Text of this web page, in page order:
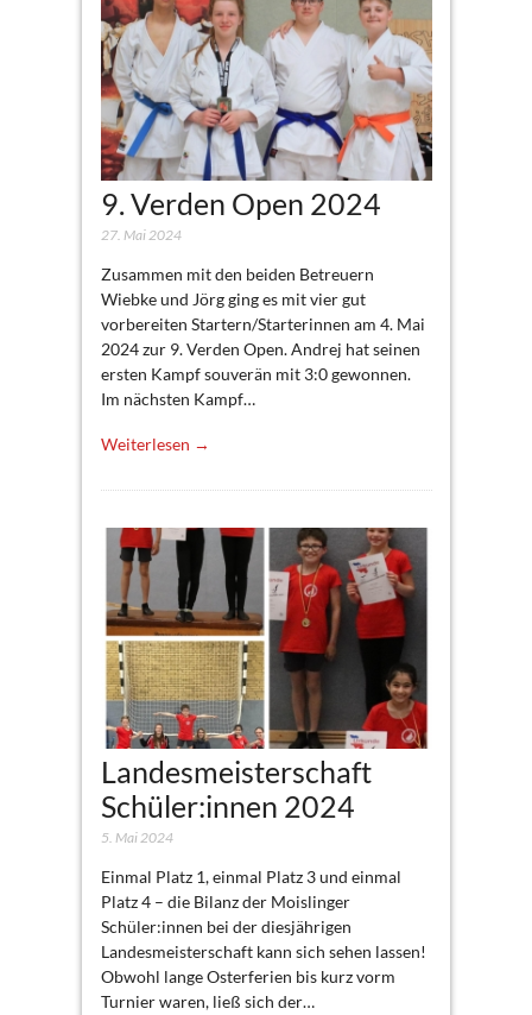
9. Verden Open 2024
27. Mai 2024
Zusammen mit den beiden Betreuern
Wiebke und Jörg ging es mit vier gut
vorbereiten Startern/Starterinnen am 4. Mai
2024 zur 9. Verden Open. Andrej hat seinen
ersten Kampf souverän mit 3:0 gewonnen.
Im nächsten Kampf…
Weiterlesen →
Landesmeisterschaft
Schüler:innen 2024
5. Mai 2024
Einmal Platz 1, einmal Platz 3 und einmal
Platz 4 – die Bilanz der Moislinger
Schüler:innen bei der diesjährigen
Landesmeisterschaft kann sich sehen lassen!
Obwohl lange Osterferien bis kurz vorm
Turnier waren, ließ sich der…